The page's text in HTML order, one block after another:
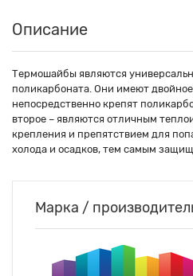
Описание
Термошайбы являются
поликарбоната. Они имеют
непосредственно крепят
второе – являются отличным
крепления и препятствием для
холода и осадков, тем самым
Марка /